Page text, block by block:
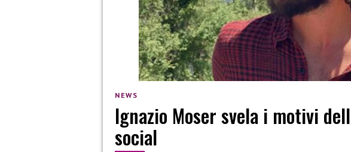
NEWS
Ignazio Moser svela i motivi
social